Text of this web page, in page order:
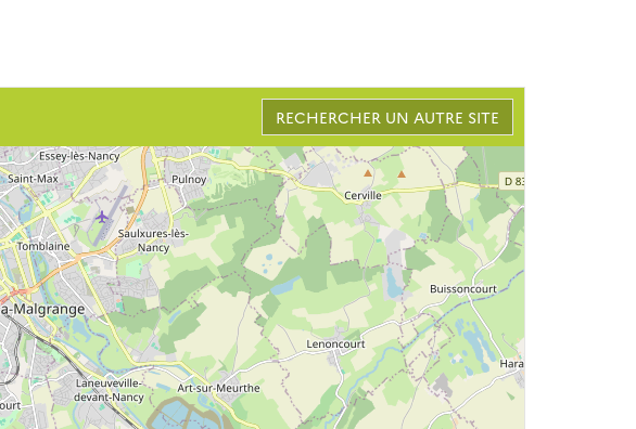
RECHERCHER UN AUTRE SITE